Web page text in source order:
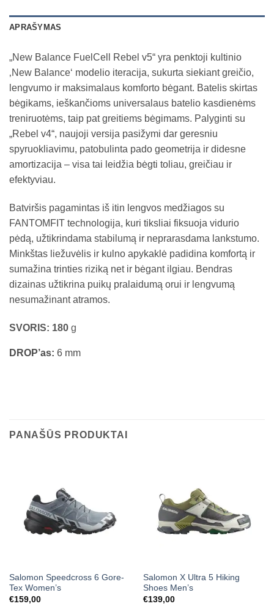
APRAŠYMAS
„New Balance FuelCell Rebel v5“ yra penktoji kultinio
‚New Balance‘ modelio iteracija, sukurta siekiant greičio,
lengvumo ir maksimalaus komforto bėgant. Batelis skirtas
bėgikams, ieškančioms universalaus batelio kasdienėms
treniruotėms, taip pat greitiems bėgimams. Palyginti su
„Rebel v4“, naujoji versija pasižymi dar geresniu
spyruokliavimu, patobulinta pado geometrija ir didesne
amortizacija – visa tai leidžia bėgti toliau, greičiau ir
efektyviau.
Batviršis pagamintas iš itin lengvos medžiagos su
FANTOMFIT technologija, kuri tiksliai fiksuoja vidurio
pėdą, užtikrindama stabilumą ir neprarasdama lankstumo.
Minkštas liežuvėlis ir kulno apykaklė padidina komfortą ir
sumažina trinties riziką net ir bėgant ilgiau. Bendras
dizainas užtikrina puikų pralaidumą orui ir lengvumą
nesumažinant atramos.
SVORIS: 180 g
DROP’as: 6 mm
PANAŠŪS PRODUKTAI
Salomon Speedcross 6 Gore-
Tex Women’s
€159,00
Salomon X Ultra 5 Hiking
Shoes Men’s
€139,00